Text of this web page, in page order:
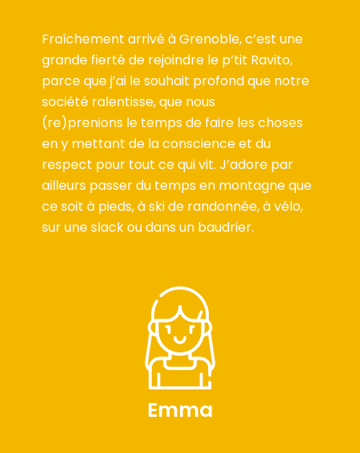
Fraîchement arrivé à Grenoble, c’est une
grande fierté de rejoindre le p’tit Ravito,
parce que j’ai le souhait profond que notre
société ralentisse, que nous
(re)prenions le temps de faire les choses
en y mettant de la conscience et du
respect pour tout ce qui vit. J’adore par
ailleurs passer du temps en montagne que
ce soit à pieds, à ski de randonnée, à vélo,
sur une slack ou dans un baudrier.
Emma